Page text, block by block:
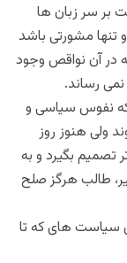
بر سر زبان ها
تنها مشورتی باشد
در آن نواقص وجود
رساند.
نفوس سیاسی و
ولی هنوز روز
تصمیم بگیرد و به
طالب هرگز صلح
سیاست های که تا